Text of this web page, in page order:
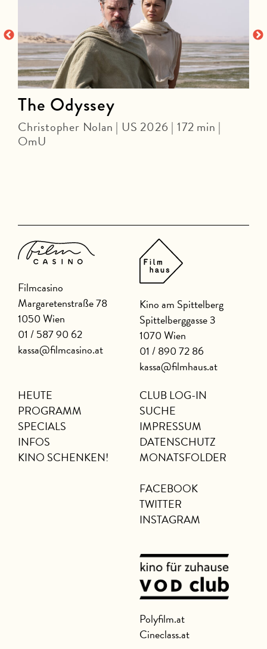
The Odyssey
Christopher Nolan | US 2026 | 172 min |
OmU
Filmcasino
Margaretenstraße 78
1050 Wien
01 / 587 90 62
kassa@filmcasino.at
Kino am Spittelberg
Spittelberggasse 3
1070 Wien
01 / 890 72 86
kassa@filmhaus.at
HEUTE
PROGRAMM
SPECIALS
INFOS
KINO SCHENKEN!
CLUB LOG-IN
SUCHE
IMPRESSUM
DATENSCHUTZ
MONATSFOLDER
FACEBOOK
TWITTER
INSTAGRAM
Polyfilm.at
Cineclass.at